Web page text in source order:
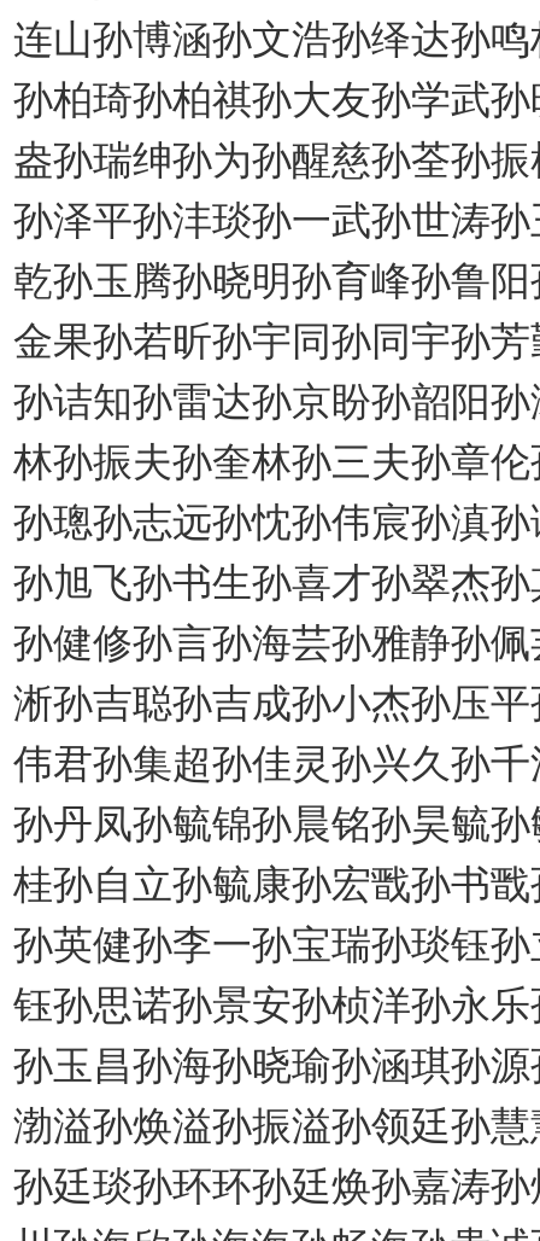
连山孙博涵孙文浩孙绎达孙
孙柏琦孙柏祺孙大友孙学武
盎孙瑞绅孙为孙醒慈孙荃孙
孙泽平孙沣琰孙一武孙世涛
乾孙玉腾孙晓明孙育峰孙鲁
金果孙若昕孙宇同孙同宇孙
孙诘知孙雷达孙京盼孙韶阳
林孙振夫孙奎林孙三夫孙章
孙璁孙志远孙忱孙伟宸孙滇
孙旭飞孙书生孙喜才孙翠杰
孙健修孙言孙海芸孙雅静孙
淅孙吉聪孙吉成孙小杰孙压
伟君孙集超孙佳灵孙兴久孙
孙丹凤孙毓锦孙晨铭孙昊毓
桂孙自立孙毓康孙宏戬孙书
孙英健孙李一孙宝瑞孙琰钰
钰孙思诺孙景安孙桢洋孙永
孙玉昌孙海孙晓瑜孙涵琪孙
渤溢孙焕溢孙振溢孙领廷孙
孙廷琰孙环环孙廷焕孙嘉涛